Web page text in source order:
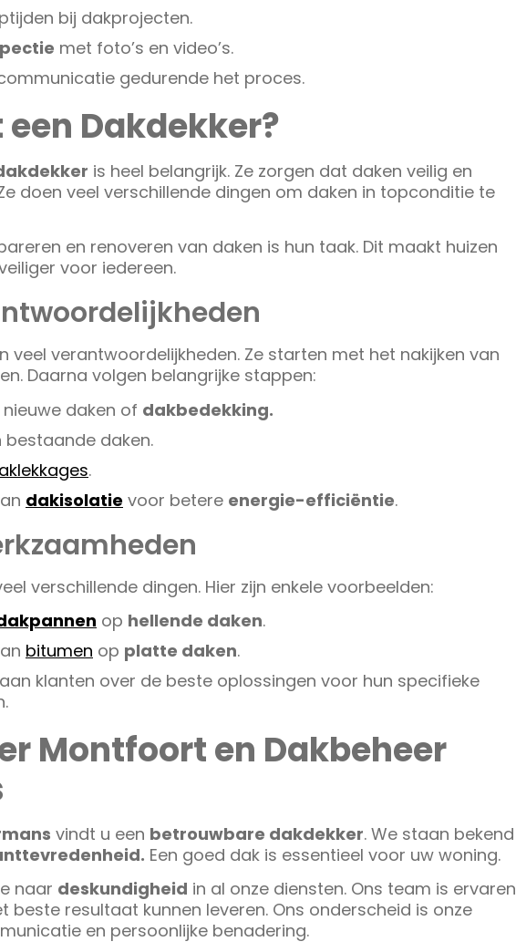
bij dakprojecten.
met foto’s en video’s.
gedurende het proces.
Dakdekker?
is heel belangrijk. Ze zorgen dat daken veilig en
doen veel verschillende dingen om daken in topconditie te
en renoveren van daken is hun taak. Dit maakt huizen
voor iedereen.
veel verantwoordelijkheden. Ze starten met het nakijken van
Daarna volgen belangrijke stappen:
daken of dakbedekking.
bestaande daken.
.
dakisolatie voor betere energie-efficiëntie.
verschillende dingen. Hier zijn enkele voorbeelden:
op hellende daken.
bitumen op platte daken.
klanten over de beste oplossingen voor hun specifieke
Montfoort en Dakbeheer
vindt u een betrouwbare dakdekker. We staan bekend
Een goed dak is essentieel voor uw woning.
naar deskundigheid in al onze diensten. Ons team is ervaren
beste resultaat kunnen leveren. Ons onderscheid is onze
en persoonlijke benadering.